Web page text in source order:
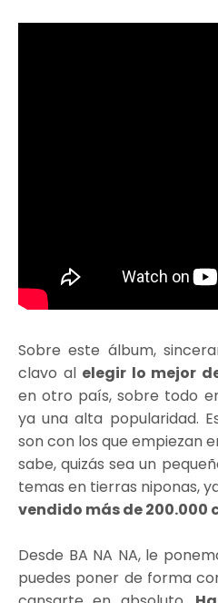
Sobre este álbum,
clavo al elegir lo mejor
en otro país, sobre todo
ya una alta popularidad.
son con los que empiezan
sabe, quizás sea un
temas en tierras niponas,
vendido más de 200.000
Desde BA NA NA, le
puedes poner de forma